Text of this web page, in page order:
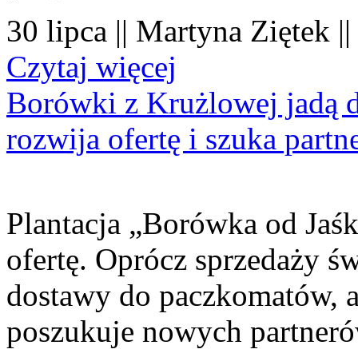
30 lipca || Martyna Ziętek
Czytaj więcej
Borówki z Krużlowej jadą
rozwija ofertę i szuka
Plantacja „Borówka od
ofertę. Oprócz sprzedaży
dostawy do paczkomatów,
poszukuje nowych